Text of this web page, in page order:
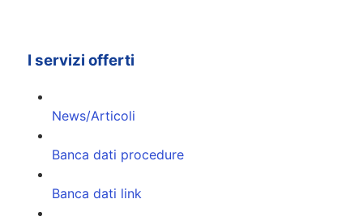
I servizi offerti
News/Articoli
Banca dati procedure
Banca dati link